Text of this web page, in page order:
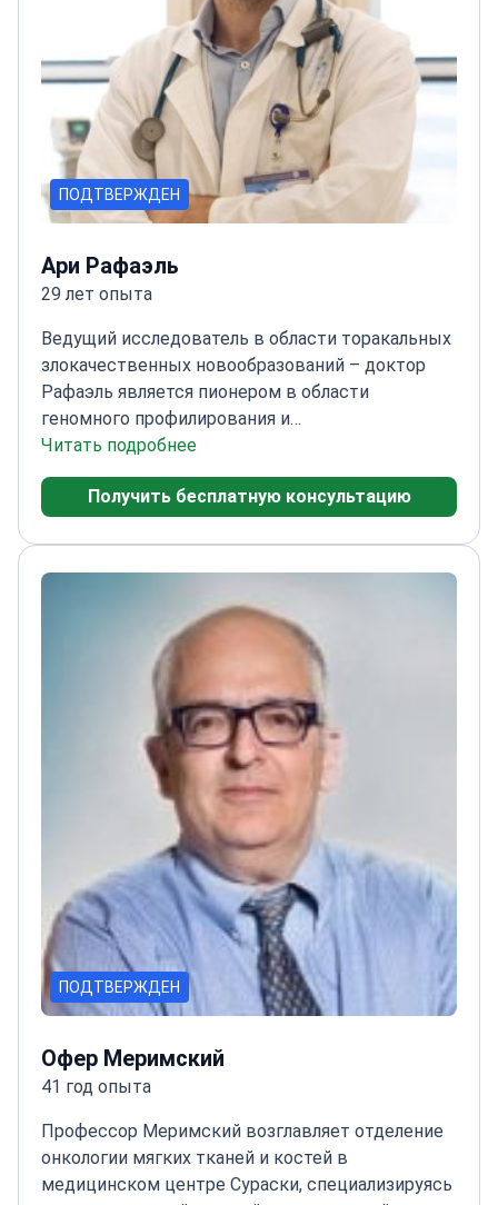
ПОДТВЕРЖДЕН
Ари Рафаэль
29 лет опыта
Ведущий исследователь в области торакальных
злокачественных новообразований – доктор
Рафаэль является пионером в области
геномного профилирования и
иммунотерапевтических исследований в
исследователь в многочисленных
НМРЛЭксперт по жидкостной биопсии и
комплексному профилированию
Модератор молекулярного
онкологического консилиума Израильского
общества по борьбе с раком легких
исследовательского гранта ISCORT для
онкологических исследованийЧлен ESMO и
IASLC с международной подготовкой
Читать подробнее
Получить бесплатную консультацию
ПОДТВЕРЖДЕН
Офер Меримский
41 год опыта
Профессор Меримский возглавляет отделение
онкологии мягких тканей и костей в
медицинском центре Сураски, специализируясь